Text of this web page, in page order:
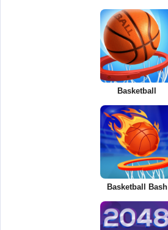
Basketball
Basketball Bash